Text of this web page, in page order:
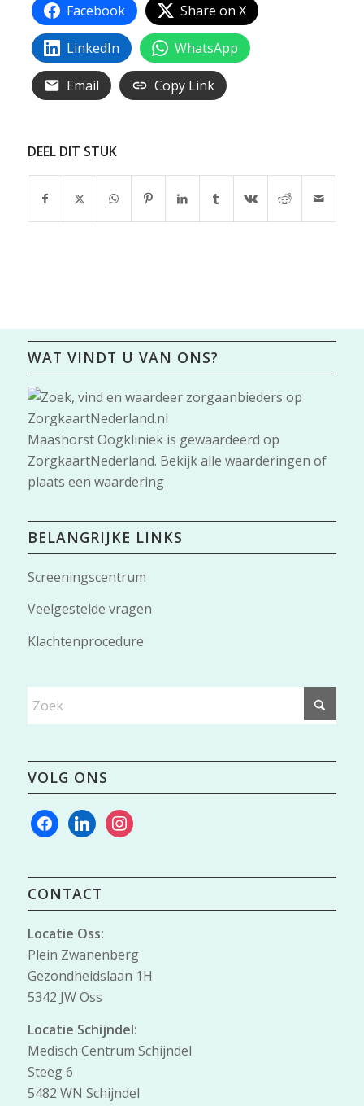
Facebook Share on X
LinkedIn WhatsApp
Email Copy Link
DEEL DIT STUK
WAT VINDT U VAN ONS?
Maashorst Oogkliniekis gewaardeerd op
ZorgkaartNederland. Bekijk alle waarderingen of
plaats een waardering
BELANGRIJKE LINKS
Screeningscentrum
Veelgestelde vragen
Klachtenprocedure
VOLG ONS
facebooklinkedininstagram
CONTACT
Locatie Oss:
Plein Zwanenberg
Gezondheidslaan 1H
5342 JW Oss
Locatie Schijndel:
Medisch Centrum Schijndel
Steeg 6
5482 WN Schijndel